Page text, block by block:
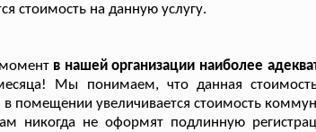
стоимость на данную услугу.
в нашей организации наиболее
Мы понимаем, что данная
увеличивается стоимость
никогда не оформят подлинную